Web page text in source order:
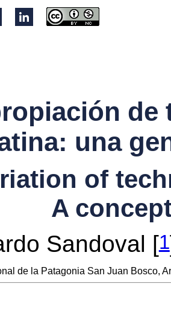
LA
DE APROPIACIÓN EN LA
PÚBLICAS, EDUCACIÓN E
HERMENÉUTICA.
de
una
of
A
Sandoval [1
de la Patagonia San Juan Bosco,